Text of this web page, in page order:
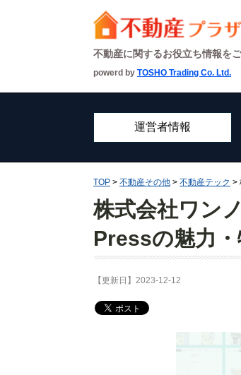
不動産に関するお役立ち情報を
powerd by TOSHO Trading Co. Ltd.
運営者情報
TOP > 不動産その他 > 不動産テック >
株式会社ワン
Pressの魅力
【更新日】2023-12-12